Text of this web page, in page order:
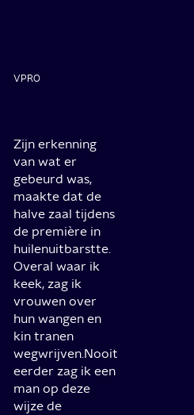
VPRO
Zijn erkenning
van wat er
gebeurd was,
maakte dat de
halve zaal tijdens
de première in
huilenuitbarstte.
Overal waar ik
keek, zag ik
vrouwen over
hun wangen en
kin tranen
wegwrijven.Nooit
eerder zag ik een
man op deze
wijze de